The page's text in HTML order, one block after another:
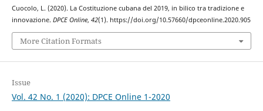
Cuocolo, L. (2020). La Costituzione cubana del 2019, in bilico tra tradizione e
innovazione. DPCE Online, 42(1). https://doi.org/10.57660/dpceonline.2020.905
More Citation Formats
Issue
Vol. 42 No. 1 (2020): DPCE Online 1-2020